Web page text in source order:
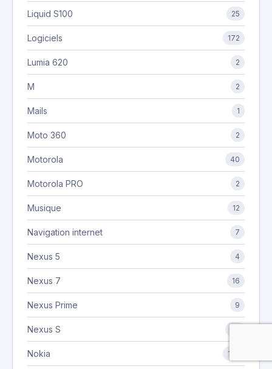
Liquid S100 25
Logiciels 172
Lumia 620 2
M 2
Mails 1
Moto 360 2
Motorola 40
Motorola PRO 2
Musique 12
Navigation internet 7
Nexus 5 4
Nexus 7 16
Nexus Prime 9
Nexus S
Nokia 105